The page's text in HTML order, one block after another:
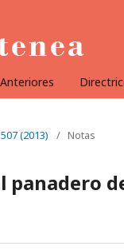
(2013) / Notas
panadero